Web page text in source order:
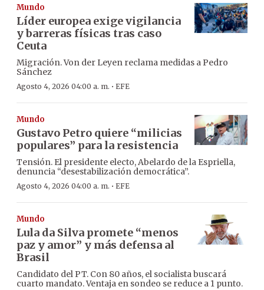
Mundo
Líder europea exige vigilancia
y barreras físicas tras caso
Ceuta
Migración. Von der Leyen reclama medidas a Pedro
Sánchez
Agosto 4, 2026 04:00 a. m. · EFE
Mundo
Gustavo Petro quiere “milicias
populares” para la resistencia
Tensión. El presidente electo, Abelardo de la Espriella,
denuncia “desestabilización democrática”.
Agosto 4, 2026 04:00 a. m. · EFE
Mundo
Lula da Silva promete “menos
paz y amor” y más defensa al
Brasil
Candidato del PT. Con 80 años, el socialista buscará
cuarto mandato. Ventaja en sondeo se reduce a 1 punto.